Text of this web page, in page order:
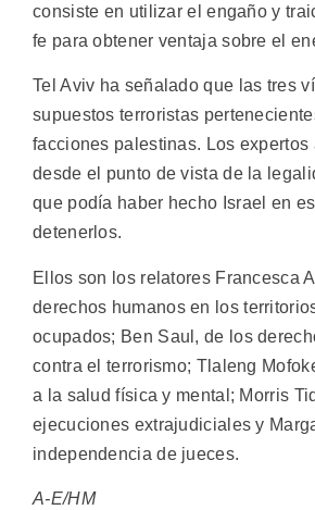
consiste en utilizar el engaño y
fe para obtener ventaja sobre el
Tel Aviv ha señalado que las tres
supuestos terroristas
facciones palestinas. Los expertos
desde el punto de vista de la
que podía haber hecho Israel en
detenerlos.
Ellos son los relatores Francesca
derechos humanos en los
ocupados; Ben Saul, de los
contra el terrorismo; Tlaleng
a la salud física y mental; Morris
ejecuciones extrajudiciales y
independencia de jueces.
A-E/HM